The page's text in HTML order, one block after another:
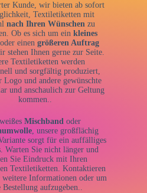
Kunde, wir bieten ab sofort
Textiletiketten mit
nach Ihren Wünschenzu
Ob es sich um einkleines
oder einengrößeren Auftrag
stehen Ihnen gerne zur Seite.
Textiletiketten werden
und sorgfältig produziert,
Logo und andere gewünschte
und anschaulich zur Geltung
kommen..
Mischband oder
, unsere großflächig
sorgt für ein auffälliges
Warten Sie nicht länger und
Sie Eindruck mit Ihren
Textiletiketten. Kontaktieren
weitere Informationen oder um
Bestellung aufzugeben..